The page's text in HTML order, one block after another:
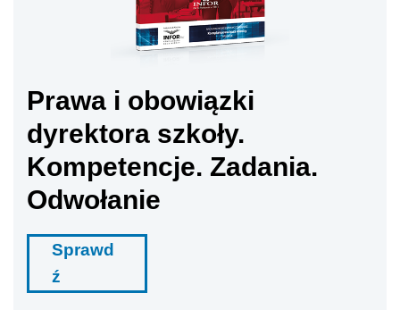
Prawa i obowiązki
dyrektora szkoły.
Kompetencje. Zadania.
Odwołanie
Sprawd
ź